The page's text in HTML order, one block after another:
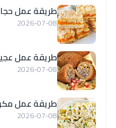
طريقة عمل
2026-07-08
طريقة عمل
2026-07-08
طريقة عمل
2026-07-08